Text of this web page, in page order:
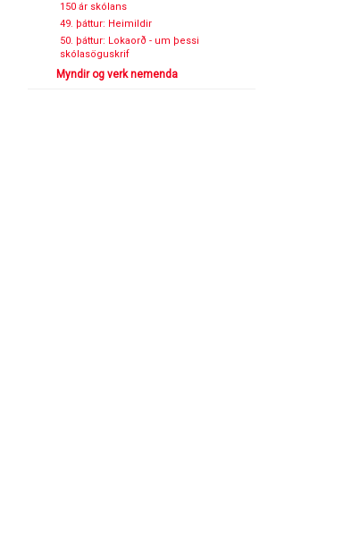
150 ár skólans
49. þáttur: Heimildir
50. þáttur: Lokaorð - um þessi
skólasöguskrif
Myndir og verk nemenda